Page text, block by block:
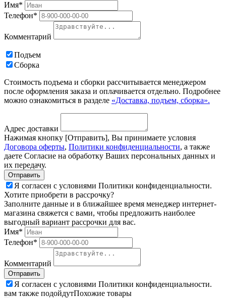
Имя*
Телефон*
Комментарий
Подъем
Сборка
Стоимость подъема и сборки рассчитывается менеджером
после оформления заказа и оплачивается отдельно. Подробнее
можно ознакомиться в разделе «Доставка, подъем, сборка».
Адрес доставки
Нажимая кнопку [Отправить], Вы принимаете условия
Договора оферты, Политики конфиденциальности, а также
даете Согласие на обработку Ваших персональных данных и
их передачу.
Я согласен с условиями Политики конфиденциальности.
Хотите приобрети в рассрочку?
Заполните данные и в ближайшее время менеджер интернет-
магазина свяжется с вами, чтобы предложить наиболее
выгодный вариант рассрочки для вас.
Имя*
Телефон*
Комментарий
Я согласен с условиями Политики конфиденциальности.
вам также подойдутПохожие товары